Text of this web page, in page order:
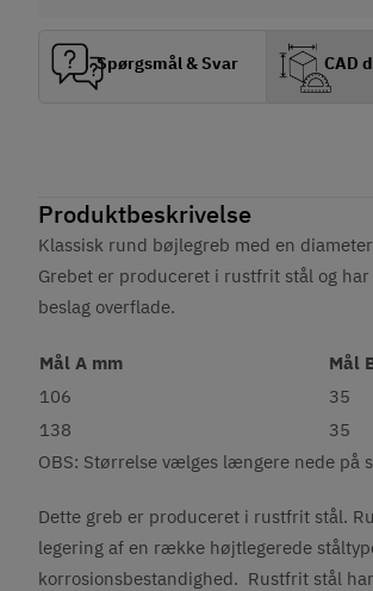
Produktbeskrivelse
Klassisk rund bøjlegreb med en
Grebet er produceret i rustfrit stål og har
beslag overflade.
Mål A mm
Mål
106
35
138
35
OBS: Størrelse vælges længere nede på
Dette greb er produceret i rustfrit stål.
legering af en række højtlegerede
korrosionsbestandighed. Rustfrit stål
Spørgsmål & Svar CAD